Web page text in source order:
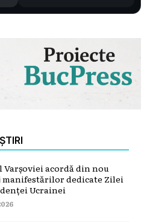
Varșoviei acordă din nou
manifestărilor dedicate Zilei
Ucrainei